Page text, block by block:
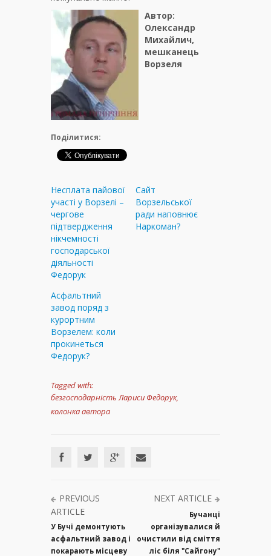
Автор:
Олександр
Михайлич,
мешканець
Ворзеля
Поділитися:
Несплата пайової
участі у Ворзелі –
чергове
підтвердження
нікчемності
господарської
діяльності
Федорук
Сайт
Ворзельської
ради наповнює
Наркоман?
Асфальтний
завод поряд з
курортним
Ворзелем: коли
прокинеться
Федорук?
Tagged with:
безгосподарність Лариси Федорук,
колонка автора
PREVIOUS
ARTICLE
У Бучі демонтують
асфальтний завод і
покарають місцеву
NEXT ARTICLE
Бучанці
організувалися й
очистили від сміття
ліс біля "Сайгону"